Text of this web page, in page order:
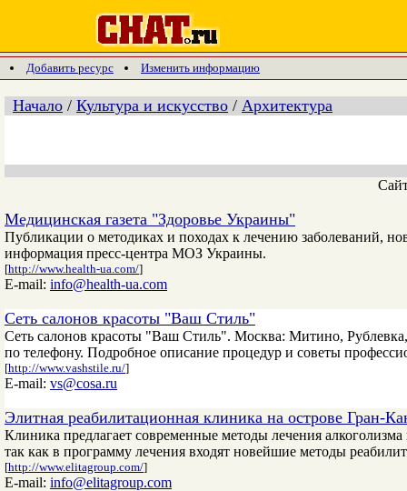
Добавить ресурс Изменить информацию
Начало / Культура и искусство / Архитектура
Медицинская газета "Здоровье Украины"
Публикации о методиках и походах к лечению заболеваний,
информация пресс-центра МОЗ Украины.
[http://www.health-ua.com/]
E-mail: info@health-ua.com
Сеть салонов красоты "Ваш Стиль"
Сеть салонов красоты "Ваш Стиль". Москва: Митино,
по телефону. Подробное описание процедур и советы
[http://www.vashstile.ru/]
E-mail: vs@cosa.ru
Элитная реабилитационная клиника на острове Гран-
Клиника предлагает современные методы лечения
так как в программу лечения входят новейшие методы
[http://www.elitagroup.com/]
E-mail: info@elitagroup.com